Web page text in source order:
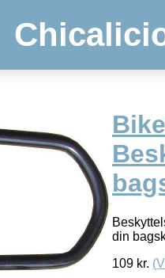
din
109 kr.